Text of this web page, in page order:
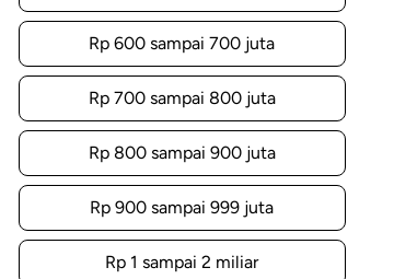
Rp 600 sampai 700 juta
Rp 700 sampai 800 juta
Rp 800 sampai 900 juta
Rp 900 sampai 999 juta
Rp 1 sampai 2 miliar